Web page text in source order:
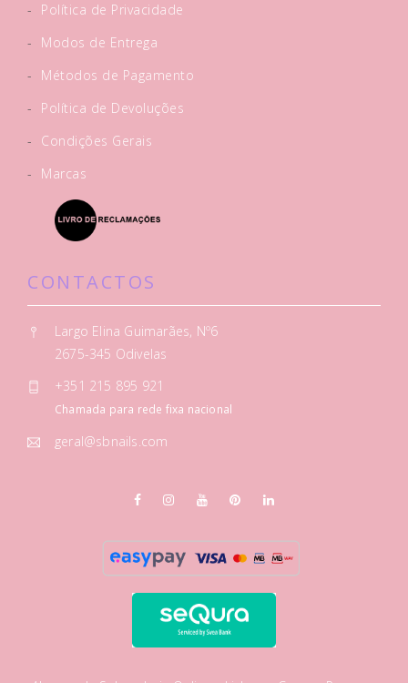
-
Política de Privacidade
-
Modos de Entrega
-
Métodos de Pagamento
-
Política de Devoluções
-
Condições Gerais
-
Marcas
CONTACTOS
Largo Elina Guimarães, Nº6
2675-345 Odivelas
+351 215 895 921
Chamada para rede fixa nacional
geral@sbnails.com